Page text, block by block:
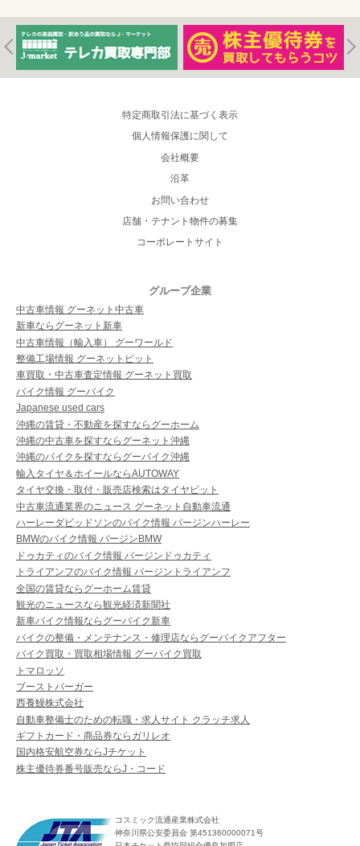
特定商取引法に基づく表示
個人情報保護に関して
会社概要
沿革
お問い合わせ
店舗・テナント物件の募集
コーポレートサイト
グループ企業
中古車情報 グーネット中古車
新車ならグーネット新車
中古車情報（輸入車） グーワールド
整備工場情報 グーネットピット
車買取・中古車査定情報 グーネット買取
バイク情報 グーバイク
Japanese used cars
沖縄の賃貸・不動産を探すならグーホーム
沖縄の中古車を探すならグーネット沖縄
沖縄のバイクを探すならグーバイク沖縄
輸入タイヤ＆ホイールならAUTOWAY
タイヤ交換・取付・販売店検索はタイヤピット
中古車流通業界のニュース グーネット自動車流通
ハーレーダビッドソンのバイク情報 バージンハーレー
BMWのバイク情報 バージンBMW
ドゥカティのバイク情報 バージンドゥカティ
トライアンフのバイク情報 バージントライアンフ
全国の賃貸ならグーホーム賃貸
観光のニュースなら観光経済新聞社
新車バイク情報ならグーバイク新車
バイクの整備・メンテナンス・修理店ならグーバイクアフター
バイク買取・買取相場情報 グーバイク買取
トマロッソ
ブーストバーガー
西養鰻株式会社
自動車整備士のための転職・求人サイト クラッチ求人
ギフトカード・商品券ならガリレオ
国内格安航空券ならJチケット
株主優待券番号販売ならJ・コード
コスミック流通産業株式会社
神奈川県公安委員会 第451360000071号